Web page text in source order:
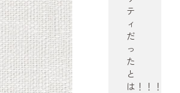
テ
ィ
だ
っ
た
と
は！！！